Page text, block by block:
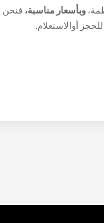
وبأسعار مناسبة، فنحن
أوالاستعلام.